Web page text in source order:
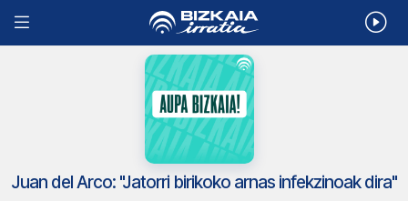
Juan del Arco: "Jatorri birikoko arnas infekzinoak dira"